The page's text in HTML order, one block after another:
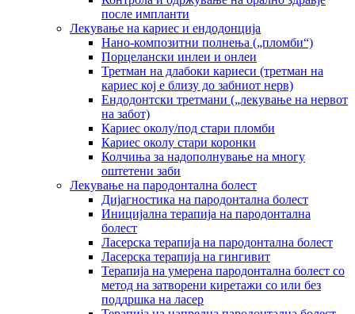
после импланти
Лекување на кариес и ендодонција
Нано-композитни полнења („пломби“)
Порцелански инлеи и онлеи
Третман на длабоки кариеси (третман на
кариес кој е близу до забниот нерв)
Ендодонтски третмани („лекување на нервот
на забот)
Кариес околу/под стари пломби
Кариес околу стари коронки
Колчиња за надополнување на многу
оштетени заби
Лекување на пародонтална болест
Дијагностика на пародонтална болест
Иницијална терапија на пародонтална
болест
Ласерска терапија на пародонтална болест
Ласерска терапија на гингивит
Терапија на умерена пародонтална болест со
метод на затворени киретажи со или без
поддршка на ласер